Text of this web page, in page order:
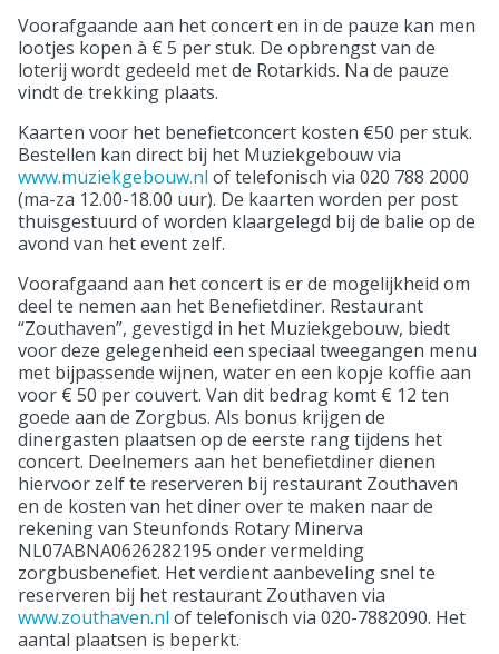
Voorafgaande aan het concert en in de pauze kan men
lootjes kopen à € 5 per stuk. De opbrengst van de
loterij wordt gedeeld met de Rotarkids. Na de pauze
vindt de trekking plaats.
Kaarten voor het benefietconcert kosten €50 per stuk.
Bestellen kan direct bij het Muziekgebouw via
www.muziekgebouw.nl of telefonisch via 020 788 2000
(ma-za 12.00-18.00 uur). De kaarten worden per post
thuisgestuurd of worden klaargelegd bij de balie op de
avond van het event zelf.
Voorafgaand aan het concert is er de mogelijkheid om
deel te nemen aan het Benefietdiner. Restaurant
“Zouthaven”, gevestigd in het Muziekgebouw, biedt
voor deze gelegenheid een speciaal tweegangen menu
met bijpassende wijnen, water en een kopje koffie aan
voor € 50 per couvert. Van dit bedrag komt € 12 ten
goede aan de Zorgbus. Als bonus krijgen de
dinergasten plaatsen op de eerste rang tijdens het
concert. Deelnemers aan het benefietdiner dienen
hiervoor zelf te reserveren bij restaurant Zouthaven
en de kosten van het diner over te maken naar de
rekening van Steunfonds Rotary Minerva
NL07ABNA0626282195 onder vermelding
zorgbusbenefiet. Het verdient aanbeveling snel te
reserveren bij het restaurant Zouthaven via
www.zouthaven.nl of telefonisch via 020-7882090. Het
aantal plaatsen is beperkt.